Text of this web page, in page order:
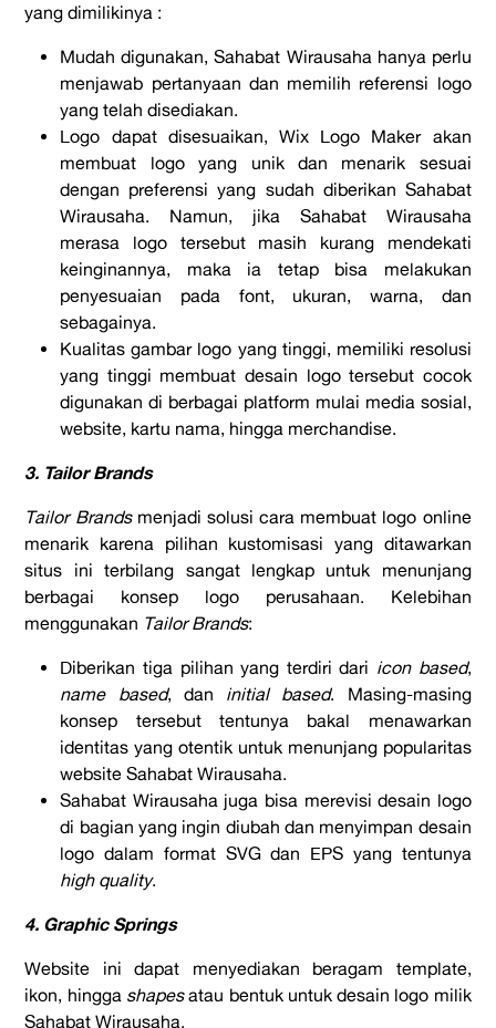
yang dimilikinya :
Mudah digunakan, Sahabat Wirausaha hanya perlu
menjawab pertanyaan dan memilih referensi logo
yang telah disediakan.
Logo dapat disesuaikan, Wix Logo Maker akan
membuat logo yang unik dan menarik sesuai
dengan preferensi yang sudah diberikan Sahabat
Wirausaha. Namun, jika Sahabat Wirausaha
merasa logo tersebut masih kurang mendekati
keinginannya, maka ia tetap bisa melakukan
penyesuaian pada font, ukuran, warna, dan
sebagainya.
Kualitas gambar logo yang tinggi, memiliki resolusi
yang tinggi membuat desain logo tersebut cocok
digunakan di berbagai platform mulai media sosial,
website, kartu nama, hingga merchandise.
3. Tailor Brands
Tailor Brandsmenjadi solusi cara membuat logo online
menarik karena pilihan kustomisasi yang ditawarkan
situs ini terbilang sangat lengkap untuk menunjang
berbagai konsep logo perusahaan. Kelebihan
menggunakan Tailor Brands:
Diberikan tiga pilihan yang terdiri dari icon based,
name based, dan initial based. Masing-masing
konsep tersebut tentunya bakal menawarkan
identitas yang otentik untuk menunjang popularitas
website Sahabat Wirausaha.
Sahabat Wirausaha juga bisa merevisi desain logo
di bagian yang ingin diubah dan menyimpan desain
logo dalam format SVG dan EPS yang tentunya
high quality.
4. Graphic Springs
Website ini dapat menyediakan beragam template,
ikon, hingga shapesatau bentuk untuk desain logo milik
Sahabat Wirausaha.